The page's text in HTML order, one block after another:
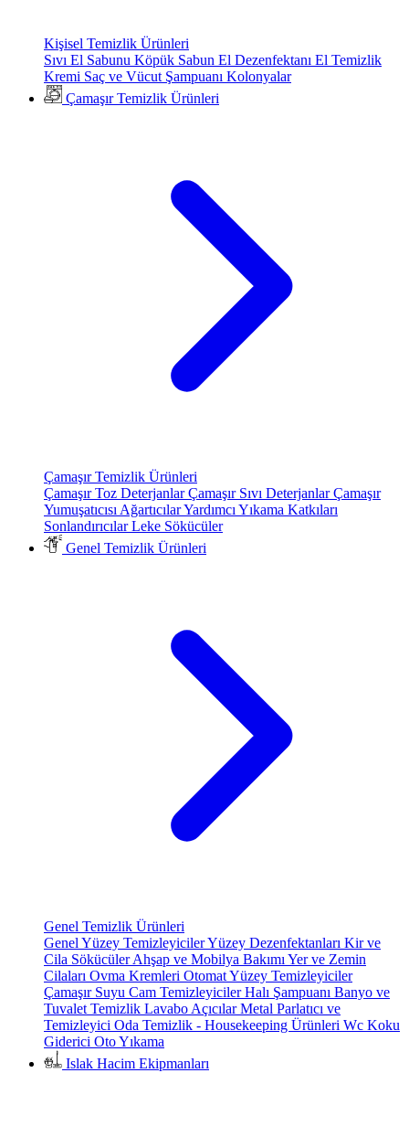
Kişisel Temizlik Ürünleri
Sıvı El Sabunu Köpük Sabun El Dezenfektanı El Temizlik
Kremi Saç ve Vücut Şampuanı Kolonyalar
Çamaşır Temizlik Ürünleri
Çamaşır Temizlik Ürünleri
Çamaşır Toz DeterjanlarÇamaşır Sıvı DeterjanlarÇamaşır
Yumuşatıcısı AğartıcılarYardımcı Yıkama Katkıları
SonlandırıcılarLeke Sökücüler
Genel Temizlik Ürünleri
Genel Temizlik Ürünleri
Genel Yüzey TemizleyicilerYüzey Dezenfektanları Kir ve
Cila SökücülerAhşap ve Mobilya Bakımı Yer ve Zemin
Cilaları Ovma Kremleri Otomat Yüzey Temizleyiciler
Çamaşır Suyu Cam TemizleyicilerHalı Şampuanı Banyo ve
Tuvalet Temizlik Lavabo AçıcılarMetal Parlatıcı ve
Temizleyici Oda Temizlik - Housekeeping Ürünleri Wc Koku
Giderici Oto Yıkama
Islak Hacim Ekipmanları